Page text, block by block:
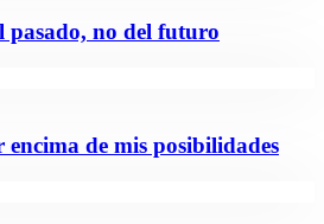
pasado, no del futuro
de mis posibilidades